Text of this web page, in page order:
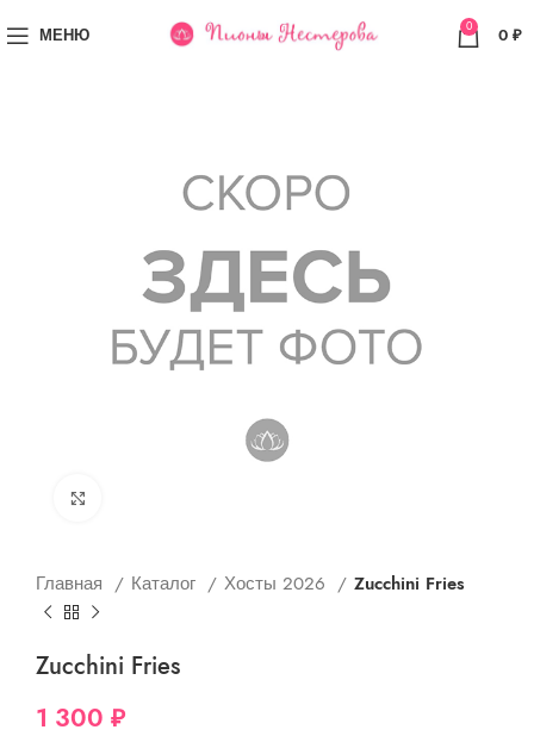
МЕНЮ 0 0 ₽
Главная Каталог Хосты 2026 Zucchini Fries
Zucchini Fries
1 300 ₽